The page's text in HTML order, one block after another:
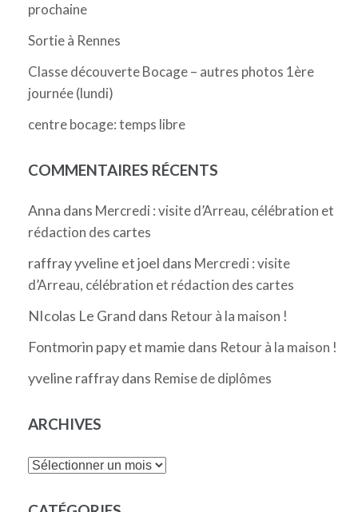
prochaine
Sortie à Rennes
Classe découverte Bocage – autres photos 1ère
journée (lundi)
centre bocage: temps libre
COMMENTAIRES RÉCENTS
Anna dans Mercredi : visite d’Arreau, célébration et
rédaction des cartes
raffray yveline et joel dans Mercredi : visite
d’Arreau, célébration et rédaction des cartes
NIcolas Le Grand dans Retour à la maison !
Fontmorin papy et mamie dans Retour à la maison !
yveline raffraydans Remise de diplômes
ARCHIVES
Archives